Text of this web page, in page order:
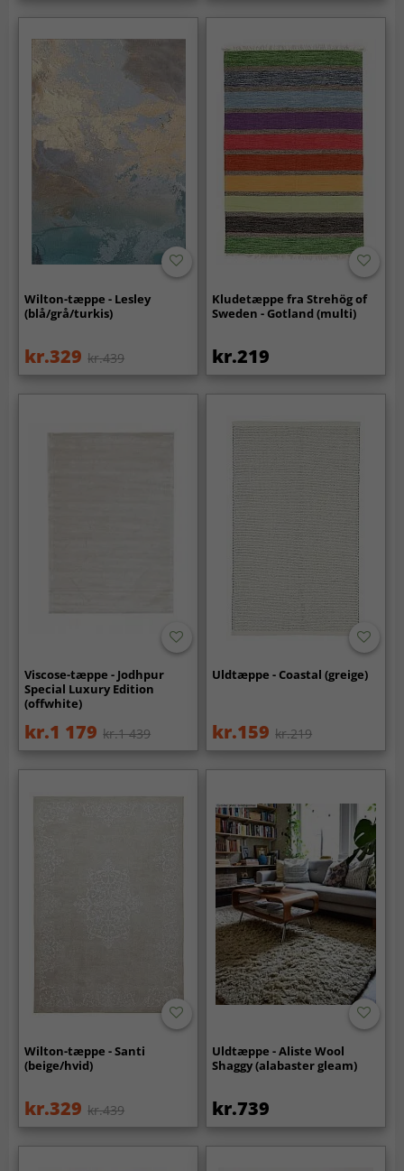
Wilton-tæppe - Lesley
(blå/grå/turkis)
kr.329 kr.439
Kludetæppe fra Strehög of
Sweden - Gotland (multi)
kr.219
Viscose-tæppe - Jodhpur
Special Luxury Edition
(offwhite)
kr.1 179 kr.1 439
Uldtæppe - Coastal (greige)
kr.159 kr.219
Wilton-tæppe - Santi
(beige/hvid)
kr.329 kr.439
Uldtæppe - Aliste Wool
Shaggy (alabaster gleam)
kr.739